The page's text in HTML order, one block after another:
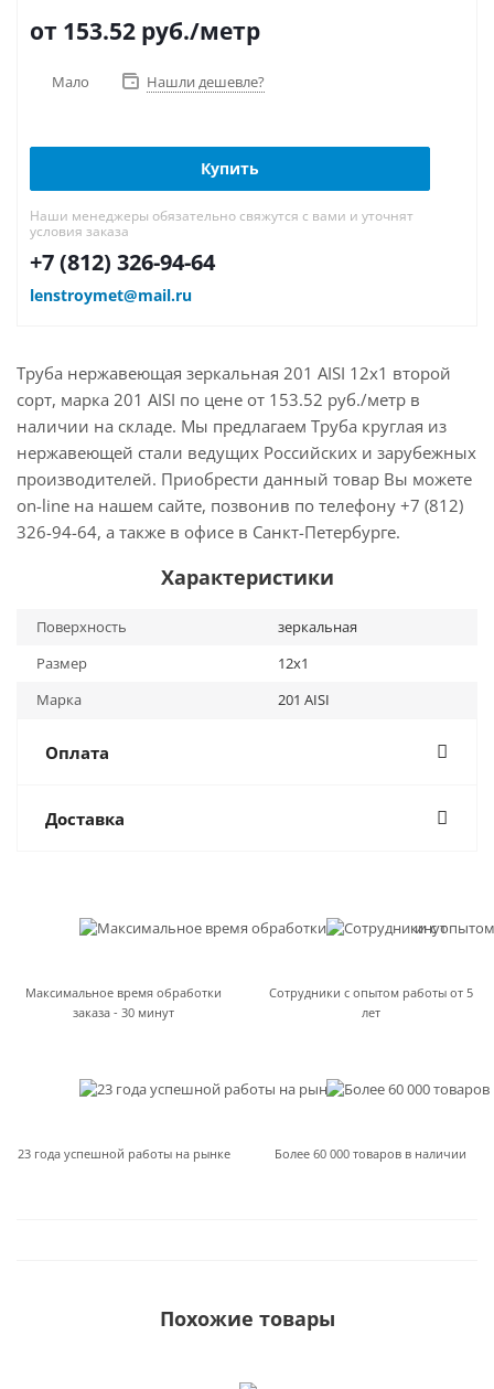
от 153.52 руб./метр
Мало Нашли дешевле?
Купить
Наши менеджеры обязательно свяжутся с вами и уточнят
условия заказа
+7 (812) 326-94-64
lenstroymet@mail.ru
Труба нержавеющая зеркальная 201 AISI 12х1 второй
сорт, марка 201 AISI по цене от 153.52 руб./метр в
наличии на складе. Мы предлагаем Труба круглая из
нержавеющей стали ведущих Российских и зарубежных
производителей. Приобрести данный товар Вы можете
on-line на нашем сайте, позвонив по телефону +7 (812)
326-94-64, а также в офисе в Санкт-Петербурге.
Характеристики
Поверхность
зеркальная
Размер
12х1
Марка
201 AISI
Оплата
Доставка
Максимальное время обработки
заказа - 30 минут
Сотрудники с опытом работы от 5
лет
23 года успешной работы на рынке Более 60 000 товаров в наличии
Похожие товары